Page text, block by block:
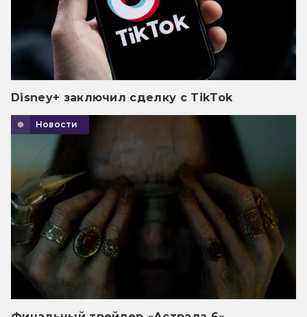
Disney+ заключил сделку с TikTok
Новости